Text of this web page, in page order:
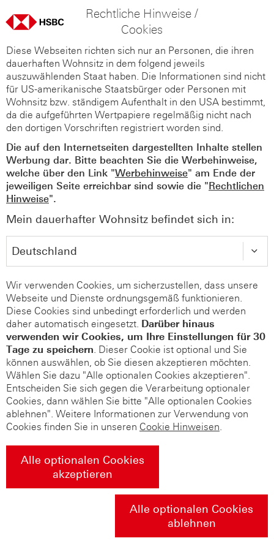
Rechtliche Hinweise /
Cookies
Diese Webseiten richten sich nur an Personen, die ihren
dauerhaften Wohnsitz in dem folgend jeweils
auszuwählenden Staat haben. Die Informationen sind nicht
für US-amerikanische Staatsbürger oder Personen mit
Wohnsitz bzw. ständigem Aufenthalt in den USA bestimmt,
da die aufgeführten Wertpapiere regelmäßig nicht nach
den dortigen Vorschriften registriert worden sind.
Die auf den Internetseiten dargestellten Inhalte stellen
Werbung dar. Bitte beachten Sie die Werbehinweise,
welche über den Link "Werbehinweise" am Ende der
jeweiligen Seite erreichbar sind sowie die "Rechtlichen
Hinweise".
Mein dauerhafter Wohnsitz befindet sich in:
Wir verwenden Cookies, um sicherzustellen, dass unsere
Webseite und Dienste ordnungsgemäß funktionieren.
Diese Cookies sind unbedingt erforderlich und werden
daher automatisch eingesetzt. Darüber hinaus
verwenden wir Cookies, um Ihre Einstellungen für 30
Tage zu speichern. Dieser Cookie ist optional und Sie
können auswählen, ob Sie diesen akzeptieren möchten.
Wählen Sie dazu "Alle optionalen Cookies akzeptieren".
Entscheiden Sie sich gegen die Verarbeitung optionaler
Cookies, dann wählen Sie bitte "Alle optionalen Cookies
ablehnen". Weitere Informationen zur Verwendung von
Cookies finden Sie in unseren Cookie Hinweisen.
Alle optionalen Cookies
akzeptieren
Alle optionalen Cookies
ablehnen